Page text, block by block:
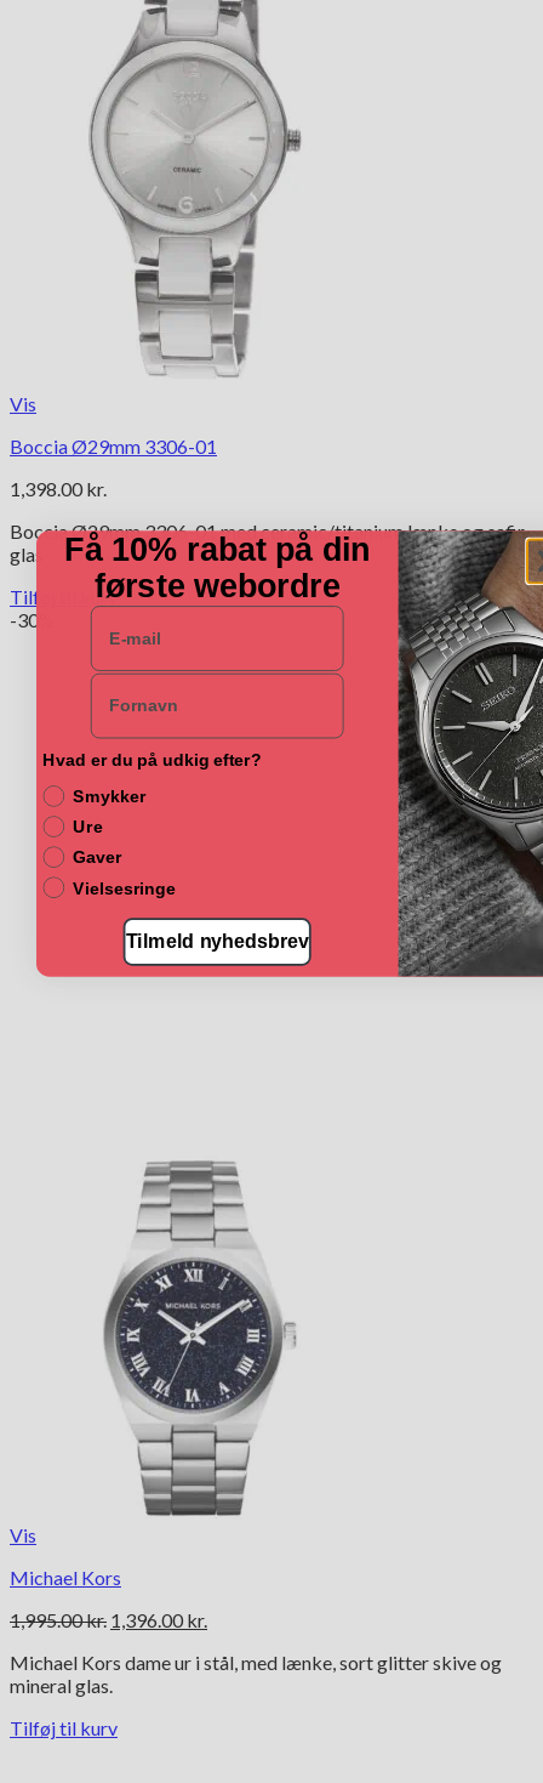
Vis
Boccia Ø29mm 3306-01
1,398.00 kr.
Boccia Ø29mm 3306-01 med ceramic/titanium lænke og safir
glas
Tilføj til kurv
-30%
Vis
Michael Kors
1,995.00kr. Den
pris
var:
1,396.00 kr.
pris
Michael Kors dame ur i stål, med lænke, sort glitter skive og
mineral glas.
Tilføj til kurv
Få 10% rabat på din
første webordre
E-mail
Navn
Hvad er du på udkig efter?
Smykker
Ure
Gaver
Vielsesringe
Tilmeld nyhedsbrev